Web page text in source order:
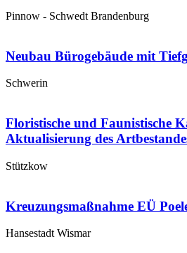
Pinnow - Schwedt Brandenburg
Neubau Bürogebäude mit
Schwerin
Floristische und Faunistische
Aktualisierung des
Stützkow
Kreuzungsmaßnahme EÜ
Hansestadt Wismar